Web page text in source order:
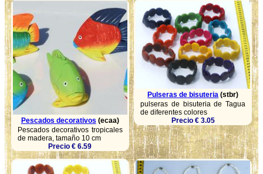
Pescados decorativos (ecaa)
Pescados decorativos tropicales
de madera, tamaño 10 cm
Precio € 6.59
Pulseras de bisuteria (stbr)
pulseras de bisuteria de Tagua
de diferentes colores
Precio € 3.05